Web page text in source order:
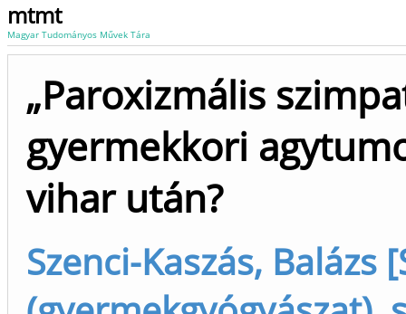
mtmt
Magyar Tudományos Művek Tára
„Paroxizmális
gyermekkori
vihar után?
Szenci-Kaszás, Balázs